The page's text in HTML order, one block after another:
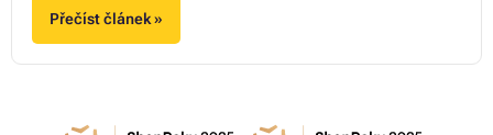
Přečíst článek »